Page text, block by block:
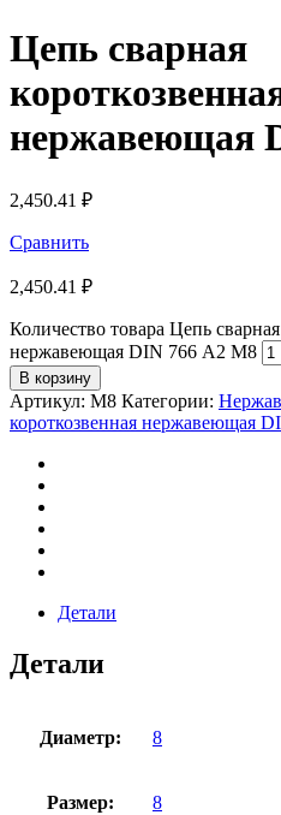
Цепь сварная
нержавеющая
2,450.41 ₽
Сравнить
2,450.41 ₽
Количество товара Цепь
нержавеющая DIN 766 А2 М8
В корзину
Артикул: М8 Категории:
короткозвенная нержавеющая
Детали
Детали
Диаметр: 8
Размер: 8